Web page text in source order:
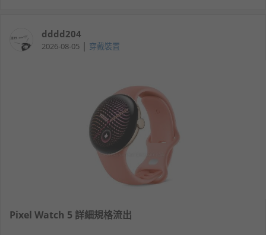
dddd204
2026-08-05 | 穿戴裝置
Pixel Watch 5 詳細規格流出